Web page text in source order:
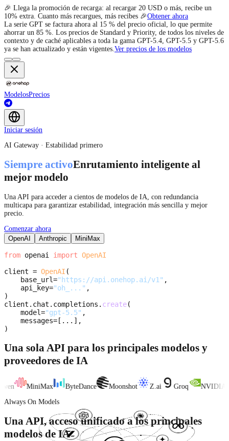
🎉 Llega la promoción de recarga: al recargar 20 USD o más, recibe un
10% extra. Cuanto más recargues, más recibes 🎉Obtener ahora
La serie GPT se factura ahora al 15 % del precio oficial, lo que permite
ahorrar un 85 %. Los precios de Standard y Priority, de todos los niveles de
contexto y de caché aplicables a toda la gama GPT-5.4, GPT-5.5 y GPT-5.6
ya se han actualizado y están vigentes.Ver precios de los modelos
ModelosPrecios
Iniciar sesión
AI Gateway · Estabilidad primero
Siempre activoEnrutamiento inteligente al
mejor modelo
Una API para acceder a cientos de modelos de IA, con redundancia
multicapa para garantizar estabilidad, integración más sencilla y mejor
precio.
Comenzar ahora
OpenAI
Anthropic MiniMax
from openai import OpenAI
client = OpenAI (
base_url="https://api.onehop.ai/v1" ,
api_key="oh_..." ,
)
client . chat . completions . create(
model="gpt-5.5" ,
messages= [ . . . ] ,
)
Una sola API para los principales modelos y
proveedores de IA
MiniMax ByteDance Moonshot Z.ai Groq
NVIDIA
Always On Models
Una API, acceso unificado a los principales
modelos de IA